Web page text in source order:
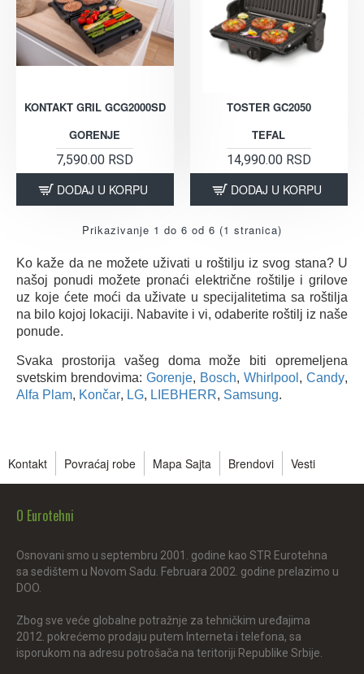
Ko kaže da ne možete uživati u roštilju iz svog stana? U
našoj ponudi možete pronaći električne roštilje i grilove
uz koje ćete moći da uživate u specijalitetima sa roštilja
na bilo kojoj lokaciji. Nabavite i vi, odaberite roštilj iz naše
ponude.
Svaka prostorija vašeg doma može biti opremeljena
svetskim brendovima: Gorenje, Bosch, Whirlpool , Candy,
Alfa Plam, Končar, LG, LIEBHERR, Samsung.
KONTAKT GRIL GCG2000SD
GORENJE
7,590.00 RSD
DODAJ U KORPU
TOSTER GC2050
TEFAL
14,990.00 RSD
DODAJ U KORPU
Prikazivanje 1 do 6 od 6 (1 stranica)
Kontakt Povraćaj robe Mapa Sajta Brendovi Vesti
O Eurotehni
Osnovani smo u septembru 2001. godine kao STR Eurotehna
sa sedištem u Novom Sadu. Februara 2002. godine prelazimo u
DOO.
Zbog sve veće globalne potražnje za tehničkim uređajima
2012. pokrećemo prodaju putem Interneta i telefona, sa
isporukom na adresu potrošača na teritoriji Republike Srbije.